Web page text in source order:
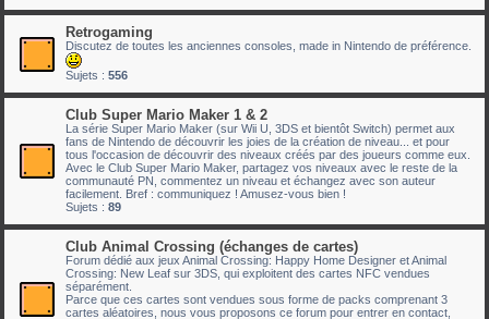
Retrogaming
Discutez de toutes les anciennes consoles, made in Nintendo de préférence.
Sujets : 556
Club Super Mario Maker 1 & 2
La série Super Mario Maker (sur Wii U, 3DS et bientôt Switch) permet aux
fans de Nintendo de découvrir les joies de la création de niveau... et pour
tous l'occasion de découvrir des niveaux créés par des joueurs comme eux.
Avec le Club Super Mario Maker, partagez vos niveaux avec le reste de la
communauté PN, commentez un niveau et échangez avec son auteur
facilement. Bref : communiquez ! Amusez-vous bien !
Sujets : 89
Club Animal Crossing (échanges de cartes)
Forum dédié aux jeux Animal Crossing: Happy Home Designer et Animal
Crossing: New Leaf sur 3DS, qui exploitent des cartes NFC vendues
séparément.
Parce que ces cartes sont vendues sous forme de packs comprenant 3
cartes aléatoires, nous vous proposons ce forum pour entrer en contact,